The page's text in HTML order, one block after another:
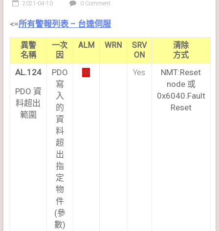
2021-04-10 0 Comment
<=所有警報列表 – 台達伺服
異警
名稱
一次
因
ALM WRN
SRV
ON
清除
方式
AL.124
PDO 資
料超出
範圍
PDO
寫
入
的
資
料
超
出
指
定
物
件
(參
數)
⊗ Yes
NMT:Reset
node 或
0x6040.Fault
Reset